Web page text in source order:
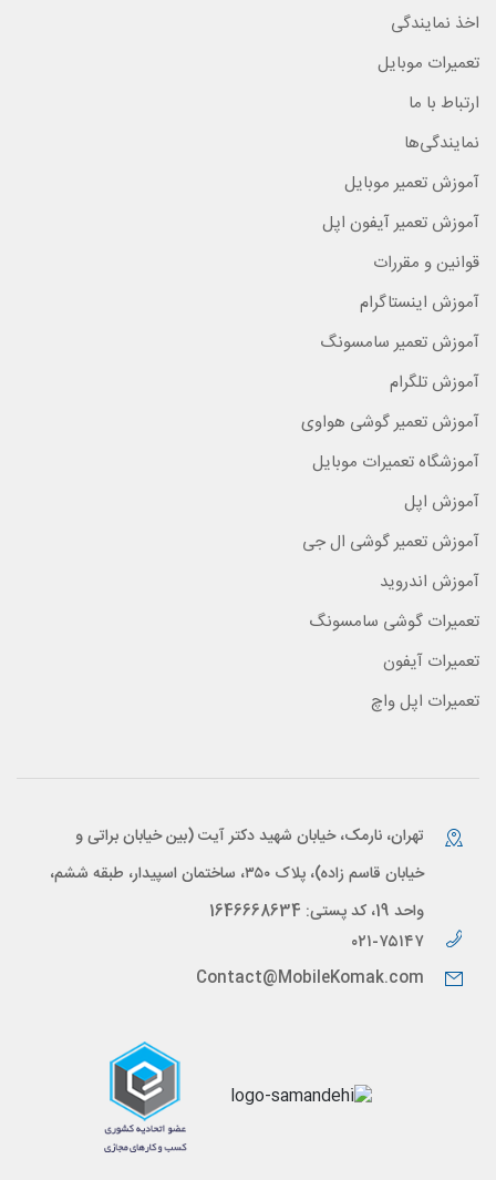
اخذ نمایندگی
تعمیرات موبایل
ارتباط با ما
نمایندگی‌ها
آموزش تعمیر موبایل
آموزش تعمیر آیفون اپل
قوانین و مقررات
آموزش اینستاگرام
آموزش تعمیر سامسونگ
آموزش تلگرام
آموزش تعمیر گوشی هواوی
آموزشگاه تعمیرات موبایل
آموزش اپل
آموزش تعمیر گوشی ال جی
آموزش اندروید
تعمیرات گوشی سامسونگ
تعمیرات آیفون
تعمیرات اپل واچ
تهران، نارمک، خیابان شهید دکتر آیت (بین خیابان براتی و
خیابان قاسم زاده)، پلاک ۳۵۰، ساختمان اسپیدار، طبقه ششم،
واحد 19، کد پستی: 1646668634
۰۲۱-۷۵۱۴۷
Contact@MobileKomak.com